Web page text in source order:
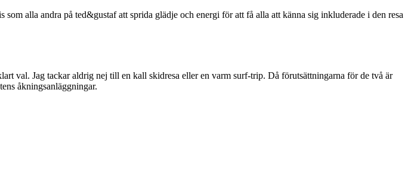
alla andra på ted&gustaf att sprida glädje och energi för att få alla att känna sig inkluderade i den resa
val. Jag tackar aldrig nej till en kall skidresa eller en varm surf-trip. Då förutsättningarna för de två är
åkningsanläggningar.